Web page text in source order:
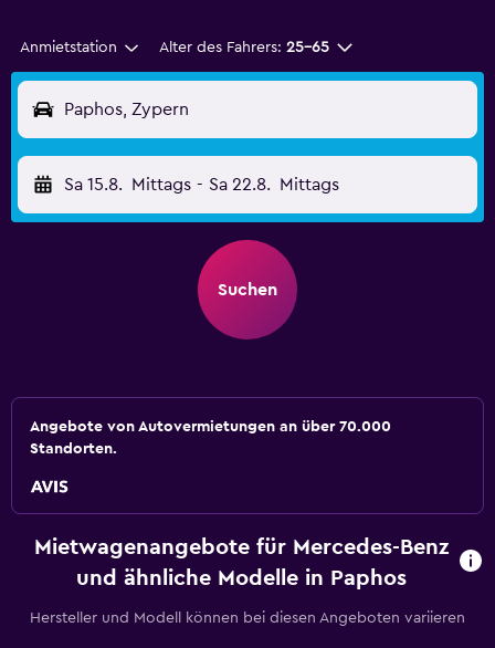
Anmietstation Alter des Fahrers: 25-65
Paphos, Zypern
Sa 15.8. Mittags - Sa 22.8. Mittags
Suchen
Angebote von Autovermietungen an über 70.000
Standorten.
Mietwagenangebote für Mercedes-Benz
und ähnliche Modelle in Paphos
Hersteller und Modell können bei diesen Angeboten variieren